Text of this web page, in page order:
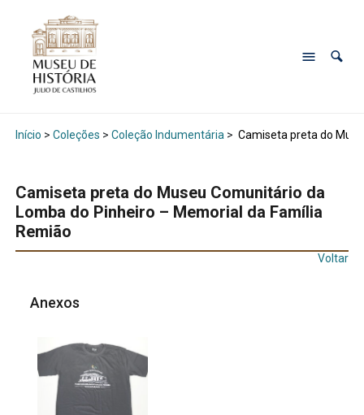
Início > Coleções > Coleção Indumentária > Camiseta preta do
Camiseta preta do Museu Comunitário da
Lomba do Pinheiro – Memorial da Família
Remião
Voltar
Anexos